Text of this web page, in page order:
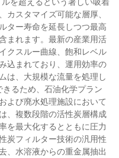
カスタマイズ可能な層厚、
ター寿命を延長しつつ最高
まれます。最新の産業用活
クスルー曲線、飽和レベル
込まれており、運用効率の
は、大規模な流量を処理し
るため、石油化学プラン
よび廃水処理施設において
、複数段階の活性炭層構成
を最大化するとともに圧力
炭フィルター技術の汎用性
、水溶液からの重金属抽出